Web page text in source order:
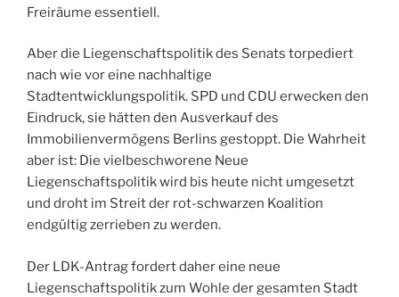
Freiräume essentiell.
Aber die Liegenschaftspolitik des Senats torpediert
nach wie vor eine nachhaltige
Stadtentwicklungspolitik. SPD und CDU erwecken den
Eindruck, sie hätten den Ausverkauf des
Immobilienvermögens Berlins gestoppt. Die Wahrheit
aber ist: Die vielbeschworene Neue
Liegenschaftspolitik wird bis heute nicht umgesetzt
und droht im Streit der rot-schwarzen Koalition
endgültig zerrieben zu werden.
Der LDK-Antrag fordert daher eine neue
Liegenschaftspolitik zum Wohle der gesamten Stadt